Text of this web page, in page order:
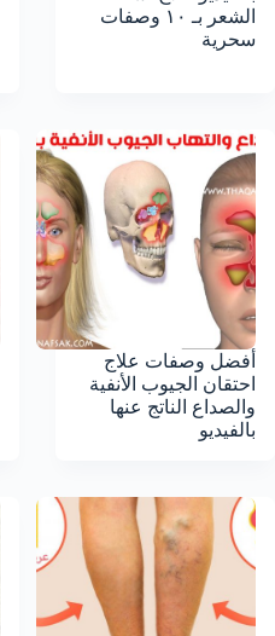
الشعر بـ ١٠ وصفات
سحرية
أفضل وصفات علاج
احتقان الجيوب الأنفية
والصداع الناتج عنها
بالفيديو